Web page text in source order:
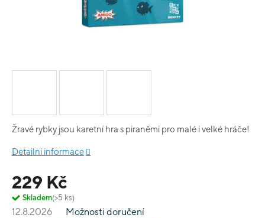
229 Kč
Skladem(>5 ks)
12.8.2026 Možnosti doručení
Žravé rybky jsou karetní hra s piraněmi pro malé i velké hráče!
Detailní informace